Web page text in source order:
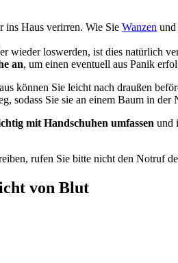
ins Haus verirren. Wie Sie Wanzen und
wieder loswerden, ist dies natürlich
an, um einen eventuell aus Panik
können Sie leicht nach draußen
sodass Sie sie an einem Baum in der
mit Handschuhen umfassen und
rufen Sie bitte nicht den Notruf
von Blut